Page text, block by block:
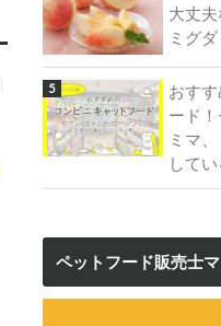
大丈
ミグ
おす
ード
ミマ
してい
ペットフード販売士